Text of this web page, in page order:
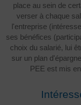
place au sein de
verser à chaque
l'entreprise
ses bénéfices
choix du salarié, lui
sur un plan
PEE est mis